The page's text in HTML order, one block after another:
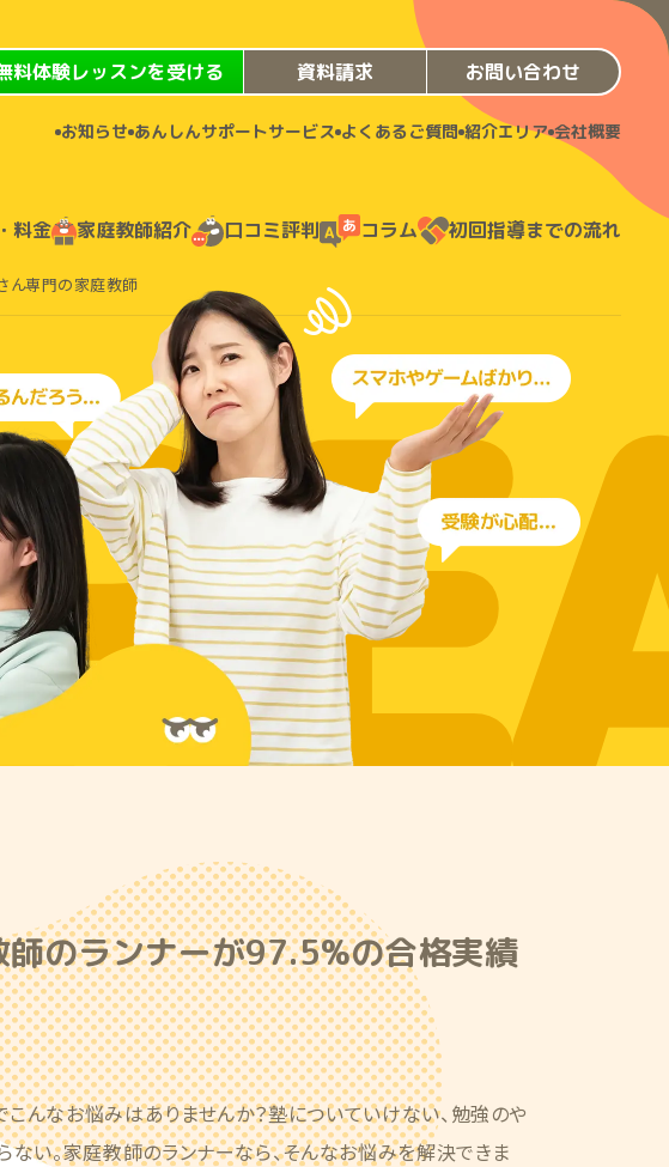
料体験レッスンを受ける 資料請求 お問い合わせ
お知らせ あんしんサポートサービス よくあるご質問 紹介エリア 会社概要
料金 家庭教師紹介 口コミ評判 コラム 初回指導までの流れ
ん専門の家庭教師
師のランナーが97.5%の合格実績
んなお悩みはありませんか？塾についていけない、勉強のや
ない。家庭教師のランナーなら、そんなお悩みを解決できま